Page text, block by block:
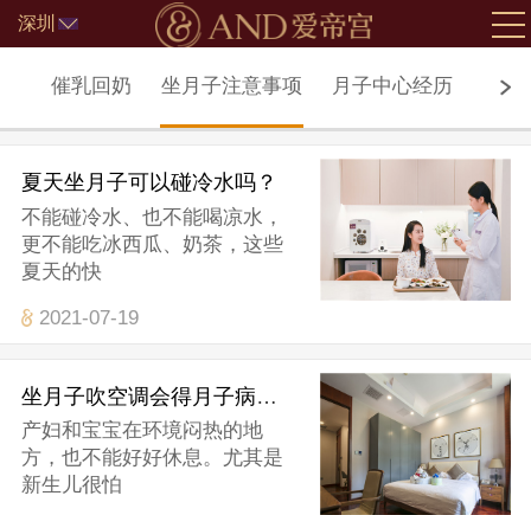
深圳
催乳回奶 坐月子注意事项 月子中心经历 月
夏天坐月子可以碰冷水吗？
不能碰冷水、也不能喝凉水，
更不能吃冰西瓜、奶茶，这些
夏天的快
2021-07-19
坐月子吹空调会得月子病吗？
产妇和宝宝在环境闷热的地
方，也不能好好休息。尤其是
新生儿很怕